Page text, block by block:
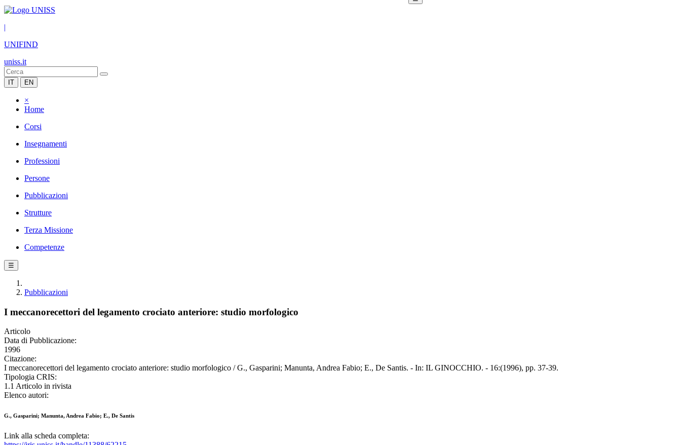
|
UNIFIND
uniss.it
IT EN
×
Home
Corsi
Insegnamenti
Professioni
Persone
Pubblicazioni
Strutture
Terza Missione
Competenze
☰
Pubblicazioni
I meccanorecettori del legamento crociato anteriore: studio morfologico
Articolo
Data di Pubblicazione:
1996
Citazione:
I meccanorecettori del legamento crociato anteriore: studio morfologico / G., Gasparini; Manunta, Andrea Fabio; E., De Santis. - In: IL GINOCCHIO. - 16:(1996), pp. 37-39.
Tipologia CRIS:
1.1 Articolo in rivista
Elenco autori:
G., Gasparini; Manunta, Andrea Fabio; E., De Santis
Link alla scheda completa: